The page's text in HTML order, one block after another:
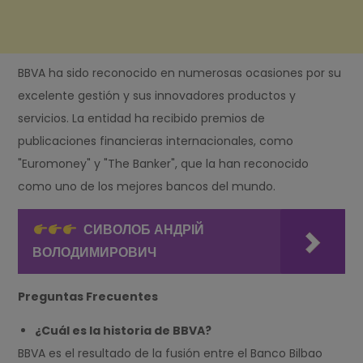
BBVA ha sido reconocido en numerosas ocasiones por su
excelente gestión y sus innovadores productos y
servicios. La entidad ha recibido premios de
publicaciones financieras internacionales, como
"Euromoney" y "The Banker", que la han reconocido
como uno de los mejores bancos del mundo.
СИВОЛОБ АНДРІЙ
ВОЛОДИМИРОВИЧ
Preguntas Frecuentes
¿Cuál es la historia de BBVA?
BBVA es el resultado de la fusión entre el Banco Bilbao